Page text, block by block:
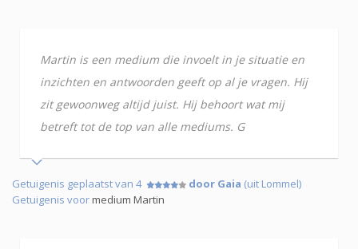
Martin is een medium die invoelt in je situatie en
inzichten en antwoorden geeft op al je vragen. Hij
zit gewoonweg altijd juist. Hij behoort wat mij
betreft tot de top van alle mediums. G
Getuigenis geplaatst van 4 door Gaia (uit Lommel)
Getuigenis voormedium Martin